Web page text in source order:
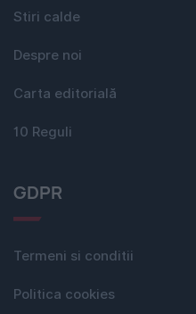
Stiri calde
Despre noi
Carta editorială
10 Reguli
GDPR
Termeni si conditii
Politica cookies